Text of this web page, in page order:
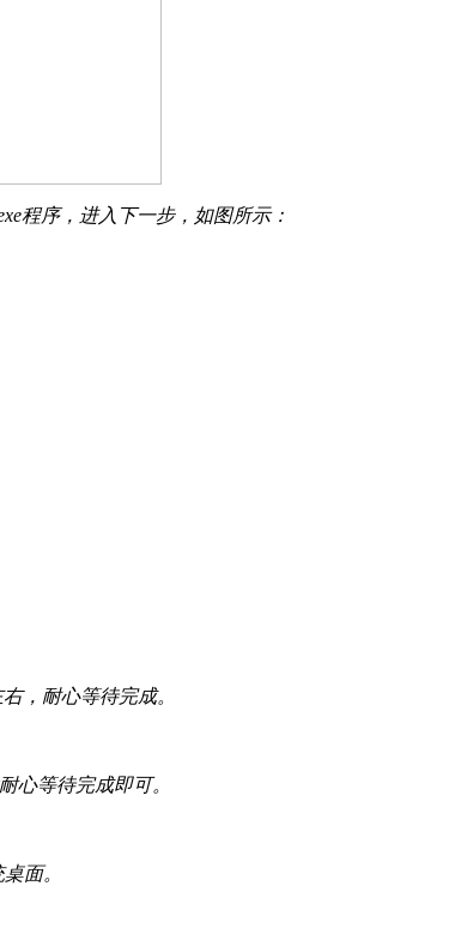
程序，进入下一步，如图所示：
，耐心等待完成。
心等待完成即可。
面。